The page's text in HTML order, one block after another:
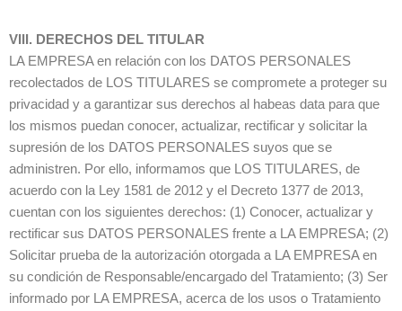
VIII. DERECHOS DEL TITULAR
LA EMPRESA en relación con los DATOS PERSONALES
recolectados de LOS TITULARES se compromete a proteger su
privacidad y a garantizar sus derechos al habeas data para que
los mismos puedan conocer, actualizar, rectificar y solicitar la
supresión de los DATOS PERSONALES suyos que se
administren. Por ello, informamos que LOS TITULARES, de
acuerdo con la Ley 1581 de 2012 y el Decreto 1377 de 2013,
cuentan con los siguientes derechos: (1) Conocer, actualizar y
rectificar sus DATOS PERSONALES frente a LA EMPRESA; (2)
Solicitar prueba de la autorización otorgada a LA EMPRESA en
su condición de Responsable/encargado del Tratamiento; (3) Ser
informado por LA EMPRESA, acerca de los usos o Tratamiento